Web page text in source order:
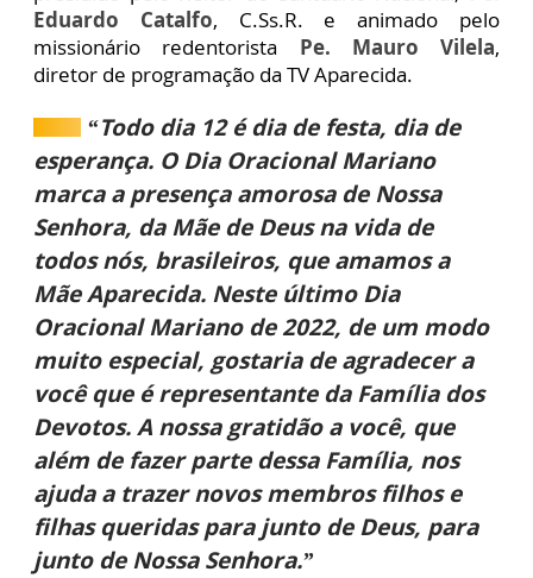
Eduardo Catalfo, C.Ss.R. e animado pelo
missionário redentorista Pe. Mauro Vilela,
diretor de programação da TV Aparecida.
“Todo dia 12 é dia de festa, dia de
esperança. O Dia Oracional Mariano
marca a presença amorosa de Nossa
Senhora, da Mãe de Deus na vida de
todos nós, brasileiros, que amamos a
Mãe Aparecida. Neste último Dia
Oracional Mariano de 2022, de um modo
muito especial, gostaria de agradecer a
você que é representante da Família dos
Devotos. A nossa gratidão a você, que
além de fazer parte dessa Família, nos
ajuda a trazer novos membros filhos e
filhas queridas para junto de Deus, para
junto de Nossa Senhora.”